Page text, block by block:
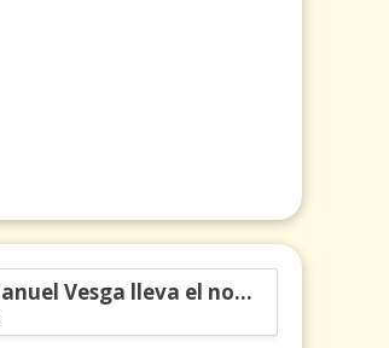
Carlos Manuel Vesga lleva el nombre de Colombia a los Emmy